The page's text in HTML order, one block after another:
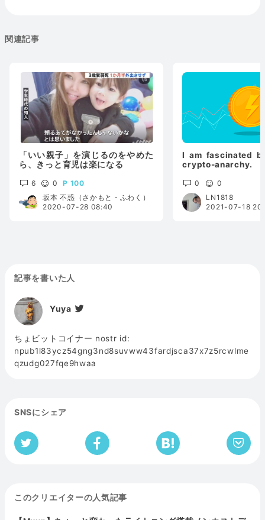
関連記事
「いい親子」を演じるのをやめた
ら、きっと育児は楽になる
6 0
100
坂本 不惑（さかもと・ふわく）
2020-07-28 08:40
I am fascinated
crypto-anarchy.
0
0
LN1818
2021-07-18
記事を書いた人
Yuya
ちょビットコイナー nostr id:
npub1l83ycz54gng3nd8suvww43fardjsca37x7z5rcwlme
qzudg027fqe9hwaa
SNSにシェア
このクリエイターの人気記事